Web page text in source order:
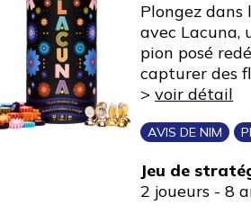
Plongez
avec Lacuna,
pion posé
capturer des
>voir détail
AVIS DE NIM
Jeu de
2 joueurs -8